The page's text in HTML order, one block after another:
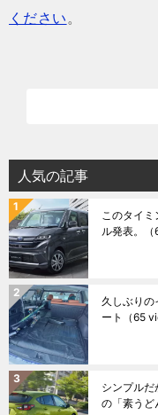
ください。
人気の記事
このタイ
ル発表。
久しぶり
ート
（65
シンプル
の「素うど